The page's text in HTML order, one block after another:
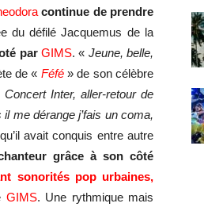
continue de prendre
du défilé Jacquemus de la
par GIMS. « Jeune, belle,
de « Féfé» de son célèbre
Concert Inter, aller-retour de
me dérange j’fais un coma,
avait conquis entre autre
grâce à son côté
sonorités pop urbaines,
GIMS. Une rythmique mais